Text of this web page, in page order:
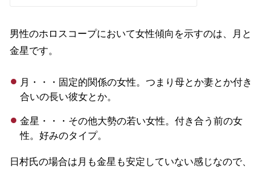
男性のホロスコープにおいて女性傾向を示すのは、月と
金星です。
月・・・固定的関係の女性。つまり母とか妻とか付き
合いの長い彼女とか。
金星・・・その他大勢の若い女性。付き合う前の女
性。好みのタイプ。
日村氏の場合は月も金星も安定していない感じなので、